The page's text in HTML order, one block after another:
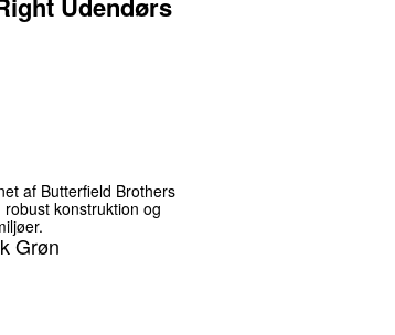
af Butterfield Brothers
konstruktion og